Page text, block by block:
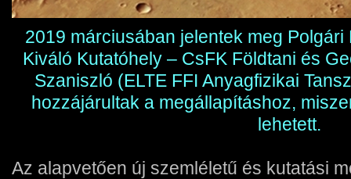
2019 márciusában jelentek meg Polgári
Kiváló Kutatóhely – CsFK Földtani és
Szaniszló (ELTE FFI Anyagfizikai
hozzájárultak a megállapításhoz,
lehetett.
Az alapvetően új szemléletű és kutatási